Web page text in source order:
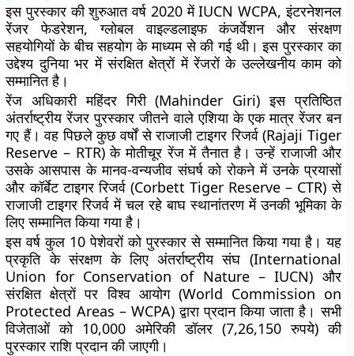
इस पुरस्कार की शुरुआत वर्ष 2020 में IUCN WCPA, इंटरनेशनल
रेंजर फेडरेशन, ग्लोबल वाइल्डलाइफ कंजर्वेशन और संरक्षण
सहयोगियों के बीच सहयोग के माध्यम से की गई थी। इस पुरस्कार का
उद्देश्य दुनिया भर में संरक्षित क्षेत्रों में रेंजरों के उल्लेखनीय काम को
सम्मानित है।
रेंज अधिकारी महिंदर गिरी (Mahinder Giri) इस प्रतिष्ठित
अंतर्राष्ट्रीय रेंजर पुरस्कार जीतने वाले एशिया के एक मात्र रेंजर बन
गए हैं। वह पिछले कुछ वर्षों से राजाजी टाइगर रिजर्व (Rajaji Tiger
Reserve – RTR) के मोतीचूर रेंज में तैनात है। उन्हें राजाजी और
उसके आसपास के मानव-वन्यजीव संघर्ष को रोकने में उनके प्रयासों
और कॉर्बेट टाइगर रिजर्व (Corbett Tiger Reserve – CTR) से
राजाजी टाइगर रिजर्व में चल रहे बाघ स्थानांतरण में उनकी भूमिका के
लिए सम्मानित किया गया है।
इस वर्ष कुल 10 पेशेवरों को पुरस्कार से सम्मानित किया गया है। यह
प्रकृति के संरक्षण के लिए अंतर्राष्ट्रीय संघ (International
Union for Conservation of Nature – IUCN) और
संरक्षित क्षेत्रों पर विश्व आयोग (World Commission on
Protected Areas – WCPA) द्वारा प्रदान किया जाता है। सभी
विजेताओं को 10,000 अमेरिकी डॉलर (7,26,150 रुपये) की
पुरस्कार राशि प्रदान की जाएगी।